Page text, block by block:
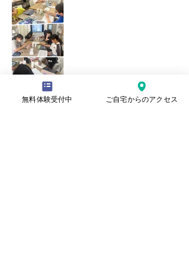
本日の水曜日教室の様子
無料体験受付中 ご自宅からのアクセス